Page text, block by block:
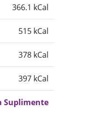
366.1 kCal
515 kCal
378 kCal
397 kCal
Suplimente